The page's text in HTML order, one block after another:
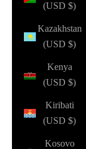
(USD $)
Kazakhstan
(USD $)
Kenya
(USD $)
Kiribati
(USD $)
Kosovo